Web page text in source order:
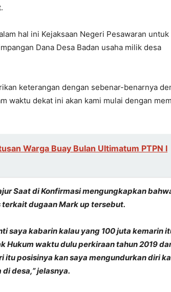
hal ini Kejaksaan Negeri Pesawaran untuk
Dana Desa Badan usaha milik desa
keterangan dengan sebenar-benarnya
waktu dekat ini akan kami mulai dengan
Warga Buay Bulan Ultimatum PTPN I
Saat di Konfirmasi mengungkapkan
dugaan Mark up tersebut.
saya kabarin kalau yang 100 juta kemarin
Hukum waktu dulu perkiraan tahun 2019
itu posisinya kan saya mengundurkan diri
desa,” jelasnya.